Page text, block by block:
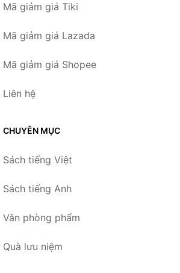
Mã giảm giá Tiki
Mã giảm giá Lazada
Mã giảm giá Shopee
Liên hệ
CHUYÊN MỤC
Sách tiếng Việt
Sách tiếng Anh
Văn phòng phẩm
Quà lưu niệm